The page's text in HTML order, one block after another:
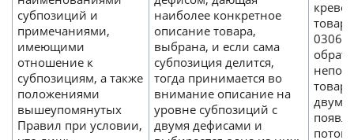
субпозиций и
примечаниями,
имеющими
отношение к
субпозициям, а также
положениями
вышеупомянутых
Правил при условии,
наиболее конкретное
описание товара,
выбрана, и если сама
субпозиция делится,
тогда принимается во
внимание описание на
уровне субпозиций с
двумя дефисами и
0306.
двумя